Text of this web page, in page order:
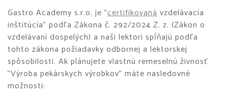
Gastro Academy s.r.o. je "certifikovanávzdelávacia
inštitúcia" podľa Zákona č. 292/2024 Z. z. (Zákon o
vzdelávaní dospelých) a naši lektori spĺňajú podľa
tohto zákona požiadavky odbornej a lektorskej
spôsobilosti. Ak plánujete vlastnú remeselnú živnosť
"Výroba pekárskych výrobkov" máte nasledovné
možnosti: